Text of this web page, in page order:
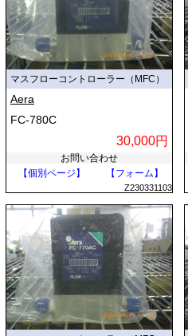
マスフローコントローラー（MFC）
Aera
FC-780C
30,000円
お問い合わせ
【個別ページ】
【フォーム】
Z230331103